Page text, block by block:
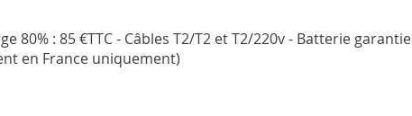
80% : 85 €TTC - Câbles T2/T2 et T2/220v - Batterie
en France uniquement)